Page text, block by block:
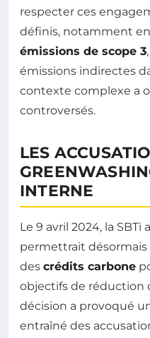
respecter ces
définis, notamment
émissions de scope 3
émissions indirectes
contexte complexe a
controversés.
LES
INTERNE
Le 9 avril 2024, la SBTi
permettrait désormais
des crédits carbone
objectifs de réduction
décision a provoqué
entraîné des